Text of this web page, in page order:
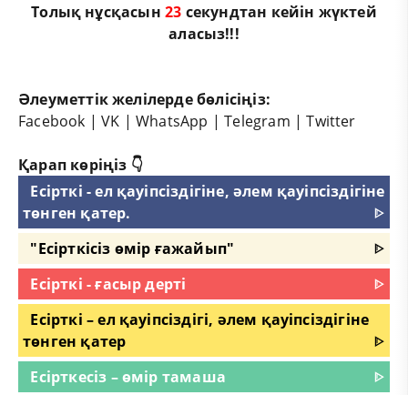
Толық нұсқасын23 секундтан кейін жүктей
аласыз!!!
Әлеуметтік желілерде бөлісіңіз:
Facebook |VK |WhatsApp |Telegram |Twitter
Қарап көріңіз 👇
Есірткі - ел қауіпсіздігіне, әлем қауіпсіздігіне
төнген қатер.
ᐈ
"Есірткісіз өмір ғажайып"
ᐈ
Есірткі - ғасыр дерті
ᐈ
Есірткі – ел қауіпсіздігі, әлем қауіпсіздігіне
төнген қатер
ᐈ
Есірткесіз – өмір тамаша
ᐈ